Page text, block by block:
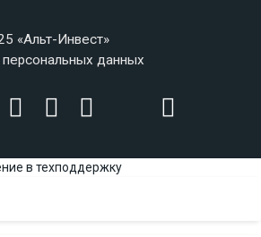
«Альт-Инвест»
данных
в техподдержку